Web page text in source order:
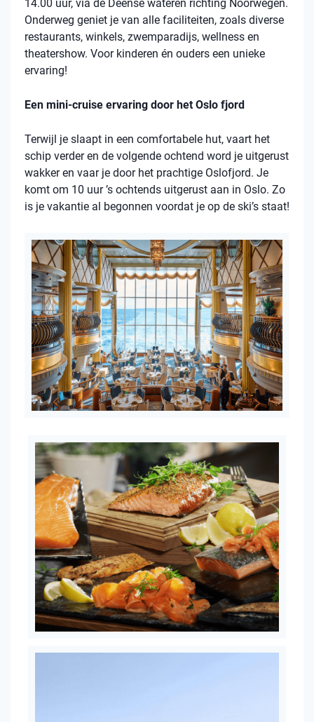
14.00 uur, via de Deense wateren richting Noorwegen.
Onderweg geniet je van alle faciliteiten, zoals diverse
restaurants, winkels, zwemparadijs, wellness en
theatershow. Voor kinderen én ouders een unieke
ervaring!
Een mini-cruise ervaring door het Oslo fjord
Terwijl je slaapt in een comfortabele hut, vaart het
schip verder en de volgende ochtend word je uitgerust
wakker en vaar je door het prachtige Oslofjord. Je
komt om 10 uur ’s ochtends uitgerust aan in Oslo. Zo
is je vakantie al begonnen voordat je op de ski’s staat!